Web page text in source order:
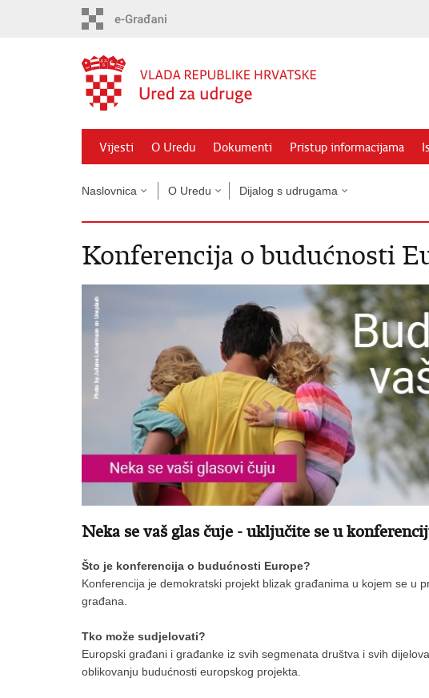
Vijesti O Uredu Dokumenti Pristup informacijama
Naslovnica O Uredu Dijalog s udrugama
Konferencija o budućnosti
Neka se vaš glas čuje - uključite se u
Što je konferencija o budućnosti Europe?
Konferencija je demokratski projekt blizak građanima u kojem se u
građana.
Tko može sudjelovati?
Europski građani i građanke iz svih segmenata društva i svih
oblikovanju budućnosti europskog projekta.